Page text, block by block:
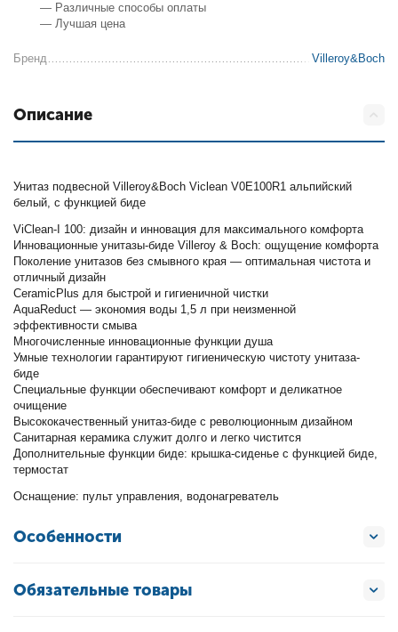
— Различные способы оплаты
— Лучшая цена
Бренд Villeroy&Boch
Описание
Унитаз подвесной Villeroy&Boch Viclean V0E100R1 альпийский
белый, с функцией биде
ViClean-I 100: дизайн и инновация для максимального комфорта
Инновационные унитазы-биде Villeroy & Boch: ощущение комфорта
Поколение унитазов без смывного края — оптимальная чистота и
отличный дизайн
CeramicPlus для быстрой и гигиеничной чистки
AquaReduct — экономия воды 1,5 л при неизменной
эффективности смыва
Многочисленные инновационные функции душа
Умные технологии гарантируют гигиеническую чистоту унитаза-
биде
Специальные функции обеспечивают комфорт и деликатное
очищение
Высококачественный унитаз-биде с революционным дизайном
Санитарная керамика служит долго и легко чистится
Дополнительные функции биде: крышка-сиденье с функцией биде,
термостат
Оснащение: пульт управления, водонагреватель
Особенности
Обязательные товары